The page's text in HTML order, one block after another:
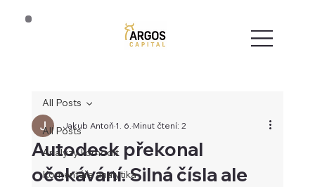
All Posts
Analýzy komodit
Komentáře analytika
All Posts
Autodesk překonal
očekávání. Silná čísla ale
Jakub Antoň1. 6. Minut čtení: 2